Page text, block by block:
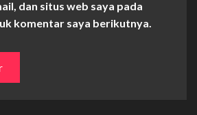
dan situs web saya pada
komentar saya berikutnya.